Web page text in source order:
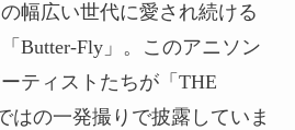
幅広い世代に愛され続ける
Butter-Fly」。このアニソン
ティストたちが「THE
はの一発撮りで披露していま